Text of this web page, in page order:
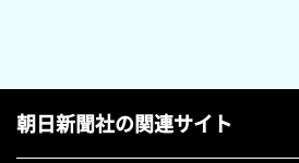
朝日新聞社の関連サイト